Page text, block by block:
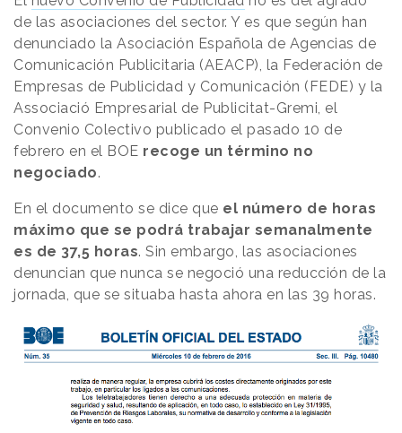
de las asociaciones del sector. Y es que según han
denunciado la Asociación Española de Agencias de
Comunicación Publicitaria (AEACP), la Federación de
Empresas de Publicidad y Comunicación (FEDE) y la
Associació Empresarial de Publicitat-Gremi, el
Convenio Colectivo publicado el pasado 10 de
febrero en el BOE recoge un término no
negociado.
En el documento se dice que el número de horas
máximo que se podrá trabajar semanalmente
es de 37,5 horas. Sin embargo, las asociaciones
denuncian que nunca se negoció una reducción de la
jornada, que se situaba hasta ahora en las 39 horas.